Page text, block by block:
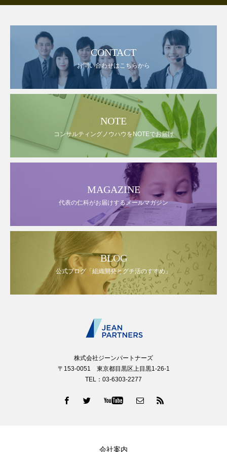
CONTACT
お問い合わせはこちらから
NOTE
コンサルティングノウハウをNOTEでお届け
MAGAZINE
代表の仁科がお届けするメールマガジン
BLOG
公式ブログ「組織開発とグチ活のすすめ」
株式会社ジーンパートナーズ
〒153-0051 東京都目黒区上目黒1-26-1
TEL：03-6303-2277
会社案内